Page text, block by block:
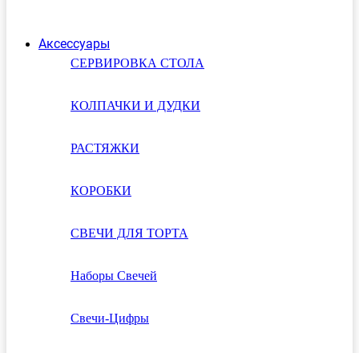
Аксессуары
СЕРВИРОВКА СТОЛА
КОЛПАЧКИ И ДУДКИ
РАСТЯЖКИ
КОРОБКИ
СВЕЧИ ДЛЯ ТОРТА
Наборы Свечей
Свечи-Цифры